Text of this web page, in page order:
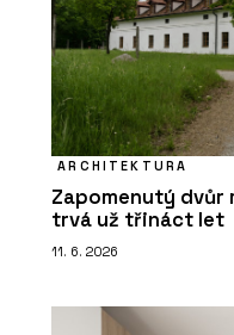
ARCHITEKTURA
Zapomenutý dvůr
trvá už třináct let
11. 6. 2026